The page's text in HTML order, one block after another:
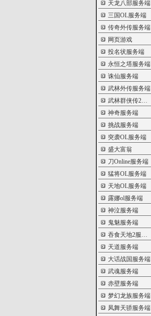
天龙八部服务端
三国OL服务端
传奇外传服务端
网页游戏
投名状服务端
永恒之塔服务端
诛仙服务端
武林外传服务端
武林群侠传2服务端
神奇服务端
挑战服务端
突袭OL服务端
盛大富翁
刀Online服务端
猛将OL服务端
天地OL服务端
露娜ol服务端
神泣服务端
鬼魅服务端
吞食天地2服务端
天道服务端
大话战国服务端
武魂服务端
赤壁服务端
梦幻龙族服务端
凤舞天骄服务端